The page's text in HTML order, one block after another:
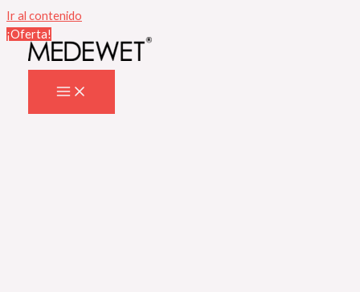
Ir al contenido
¡Oferta!